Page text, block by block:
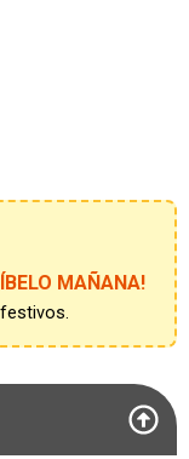
MAÑANA!